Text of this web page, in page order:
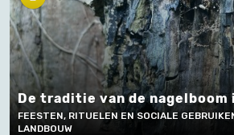
De traditie van de nagelboom
FEESTEN, RITUELEN EN SOCIALE
LANDBOUW